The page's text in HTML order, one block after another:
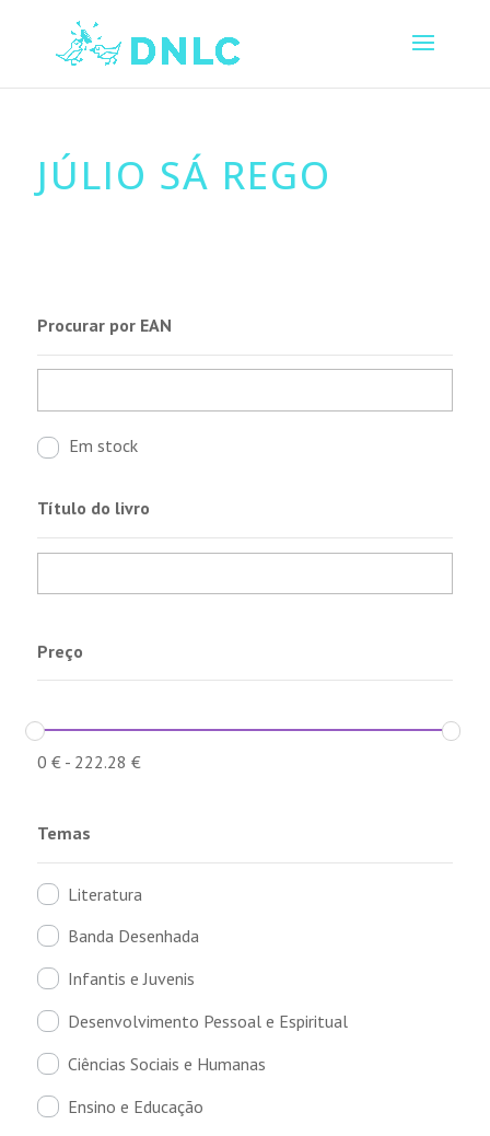
JÚLIO SÁ REGO
Procurar por EAN
Em stock
Título do livro
Preço
0 €- 222.28 €
Temas
Literatura
Banda Desenhada
Infantis e Juvenis
Desenvolvimento Pessoal e Espiritual
Ciências Sociais e Humanas
Ensino e Educação